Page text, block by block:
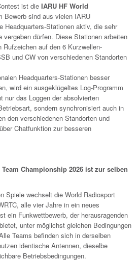
ist die IARU HF World
Bewerb sind aus vielen IARU
Headquarters-Stationen aktiv, die sehr
vergeben dürfen. Diese Stationen arbeiten
auf den 6 Kurzwellen-
und CW von verschiedenen Standorten
Headquarters-Stationen besser
wird ein ausgeklügeltes Log-Programm
nur das Loggen der absolvierten
sondern synchronisiert auch in
den verschiedenen Standorten und
Chatfunktion zur besseren
Championship 2026 ist zur selben
Spiele wechselt die World Radiosport
alle vier Jahre in ein neues
ein Funkwettbewerb, der herausragenden
unter möglichst gleichen Bedingungen
Teams befinden sich in derselben
identische Antennen, dieselbe
Betriebsbedingungen.